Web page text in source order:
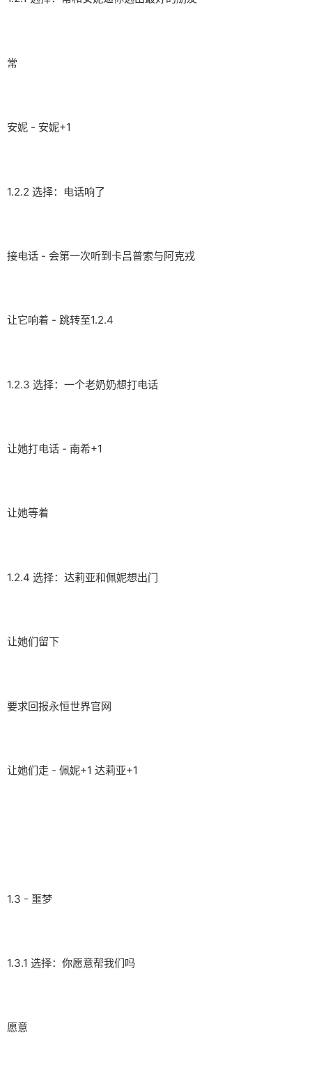
常
安妮 - 安妮+1
1.2.2 选择：电话响了
接电话 - 会第一次听到卡吕普索与阿克戎
让它响着 - 跳转至1.2.4
1.2.3 选择：一个老奶奶想打电话
让她打电话 - 南希+1
让她等着
1.2.4 选择：达莉亚和佩妮想出门
让她们留下
要求回报永恒世界官网
让她们走 - 佩妮+1 达莉亚+1
1.3 - 噩梦
1.3.1 选择：你愿意帮我们吗
愿意